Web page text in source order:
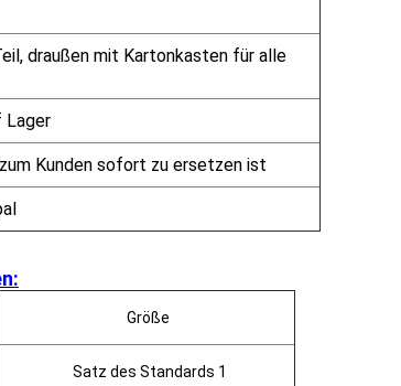
draußen mit Kartonkasten für alle
Lager
Kunden sofort zu ersetzen ist
Größe
Satz des Standards 1